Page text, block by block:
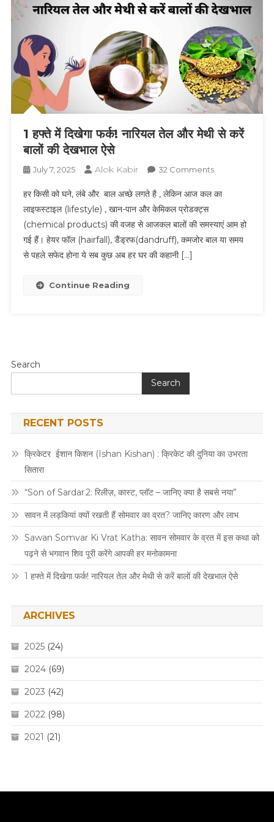
1 हफ्ते में दिखेगा फर्क! नारियल तेल और मेथी से करें
बालों की देखभाल ऐसे
July 7, 2025 Alok Kabir 32 CommentsOn
हफ्ते
दिखेगा
फर्क!
हर किसी को घने, लंबे और बाल अच्छे लगते है , लेकिन आज कल का
लाइफस्टाइल (lifestyle) , खान-पान और केमिकल प्रोडक्ट्स
(chemical products) की वजह से आजकल बालों की समस्याएं आम हो
गई हैं। हेयर फॉल (hairfall), डैंड्रफ(dandruff), कमजोर बाल या समय
से पहले सफेद होना ये सब कुछ अब हर घर की कहानी […]
Continue Reading
Search
Search
RECENT POSTS
क्रिकेटर ईशान किशन (Ishan Kishan) : क्रिकेट की दुनिया का उभरता
सितारा
“Son of Sardar 2: रिलीज़, कास्ट, प्लॉट – जानिए क्या है सबसे नया”
सावन में लड़कियां क्यों रखती हैं सोमवार का व्रत? जानिए कारण और लाभ
Sawan Somvar Ki Vrat Katha: सावन सोमवार के व्रत में इस कथा को
पढ़ने से भगवान शिव पूरी करेंगे आपकी हर मनोकामना
1 हफ्ते में दिखेगा फर्क! नारियल तेल और मेथी से करें बालों की देखभाल ऐसे
ARCHIVES
2025(24)
2024(69)
2023 (42)
2022(98)
2021 (21)